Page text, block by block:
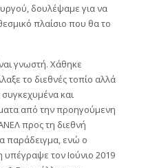
δουλέψαμε για να
πλαίσιο που θα το
γνωστή. Χάθηκε
το διεθνές τοπίο αλλά
και
από την προηγούμενη
προς τη διεθνή
παράδειγμα, ενώ ο
τον Ιούνιο 2019